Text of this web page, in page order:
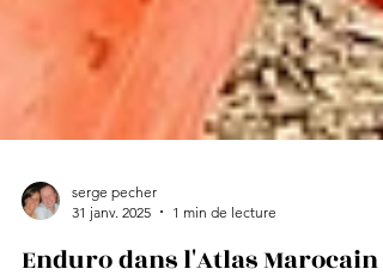
31 janv. 2025
1 min de lecture